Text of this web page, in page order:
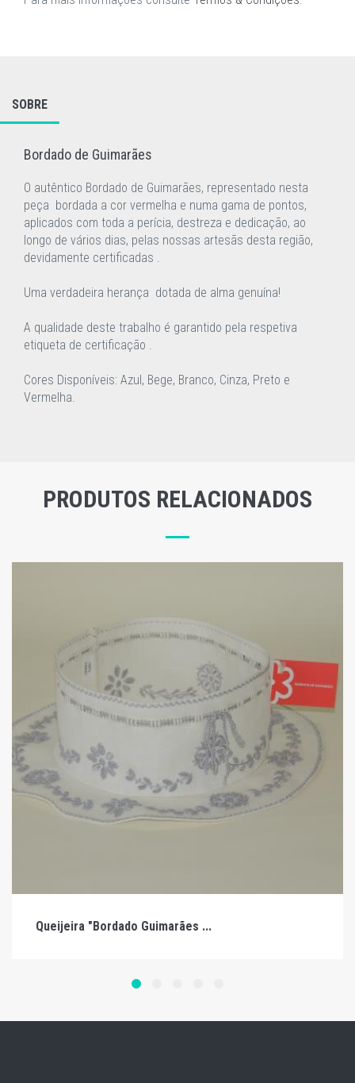
SOBRE
Bordado de Guimarães
O autêntico Bordado de Guimarães, representado nesta
peça bordada a cor vermelha e numa gama de pontos,
aplicados com toda a perícia, destreza e dedicação, ao
longo de vários dias, pelas nossas artesãs desta região,
devidamente certificadas .
Uma verdadeira herança dotada de alma genuína!
A qualidade deste trabalho é garantido pela respetiva
etiqueta de certificação .
Cores Disponíveis: Azul, Bege, Branco, Cinza, Preto e
Vermelha.
PRODUTOS RELACIONADOS
Queijeira "Bordado Guimarães ...